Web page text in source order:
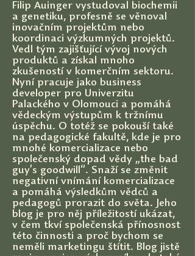
Filip Auinger vystudoval biochemii
a genetiku, profesně se věnoval
inovačním projektům nebo
koordinaci výzkumných projektů.
Vedl tým zajišťující vývoj nových
produktů a získal mnoho
zkušeností v komerčním sektoru.
Nyní pracuje jako business
developer pro Univerzitu
Palackého v Olomouci a pomáhá
vědeckým výstupům k tržnímu
úspěchu. O totéž se pokouší také
na pedagogické fakultě, kde je pro
mnohé komercializace nebo
společenský dopad vědy „the bad
guy’s goodwill“. Snaží se změnit
negativní vnímání komercializace
a pomáhá výsledkům vědců a
pedagogů prorazit do světa. Jeho
blog je pro něj příležitostí ukázat,
v čem tkví společenská přínosnost
této činnosti a proč bychom se
neměli marketingu štítit. Blog jistě